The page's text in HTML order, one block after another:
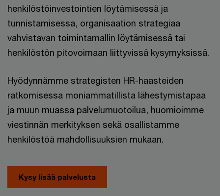
henkilöstöinvestointien löytämisessä ja
tunnistamisessa, organisaation strategiaa
vahvistavan toimintamallin löytämisessä tai
henkilöstön pitovoimaan liittyvissä kysymyksissä.
Hyödynnämme strategisten HR-haasteiden
ratkomisessa moniammatillista lähestymistapaa
ja muun muassa palvelumuotoilua, huomioimme
viestinnän merkityksen sekä osallistamme
henkilöstöä mahdollisuuksien mukaan.
Kysy lisää palvelusta